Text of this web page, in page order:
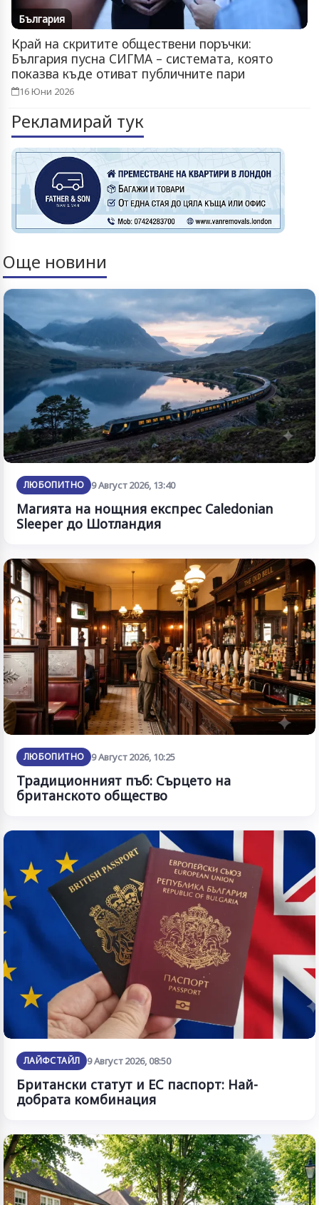
България
Край на скритите обществени поръчки:
България пусна СИГМА – системата, която
показва къде отиват публичните пари
16 Юни 2026
Рекламирай тук
Още новини
ЛЮБОПИТНО 9 Август 2026, 13:40
Магията на нощния експрес Caledonian
Sleeper до Шотландия
ЛЮБОПИТНО 9 Август 2026, 10:25
Традиционният пъб: Сърцето на
британското общество
ЛАЙФСТАЙЛ 9 Август 2026, 08:50
Британски статут и ЕС паспорт: Най-
добрата комбинация